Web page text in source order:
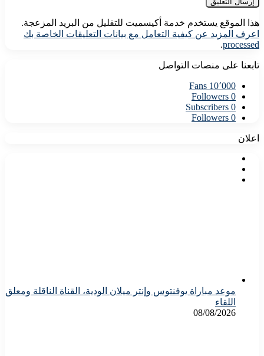
هذا الموقع يستخدم خدمة أكيسميت للتقليل من البريد المزعجة.
اعرف المزيد عن كيفية التعامل مع بيانات التعليقات الخاصة بك
processed
.
تابعنا على منصات التواصل
10٬000 Fans
0
Followers
0
Subscribers
0
Followers
اعلان
موعد مباراة يوفنتوس وإنتر ميلان الودية، القناة الناقلة ومعلق
اللقاء
08/08/2026